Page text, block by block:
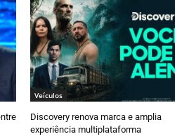
Veículos
Discovery renova marca e amplia
experiência multiplataforma